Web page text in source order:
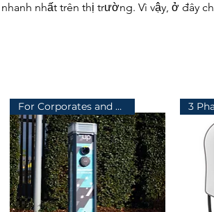
nhanh nhất trên thị trường. Vì vậy, ở đây
For Corporates and Councils 3